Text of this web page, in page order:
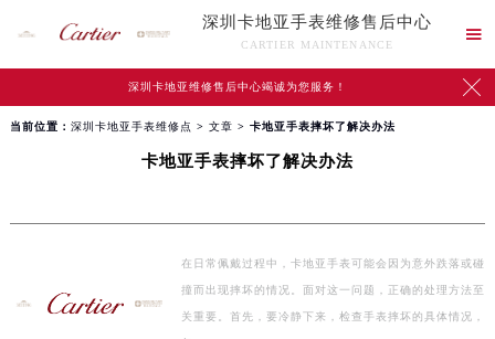
深圳卡地亚手表维修售后中心
CARTIER MAINTENANCE

深圳卡地亚维修售后中心竭诚为您服务！ 
当前位置： 深圳卡地亚手表维修点 > 文章 > 卡地亚手表摔坏了解决办法
卡地亚手表摔坏了解决办法
在日常佩戴过程中，卡地亚手表可能会因为意外跌落或碰
撞而出现摔坏的情况。面对这一问题，正确的处理方法至
关重要。首先，要冷静下来，检查手表摔坏的具体情况，